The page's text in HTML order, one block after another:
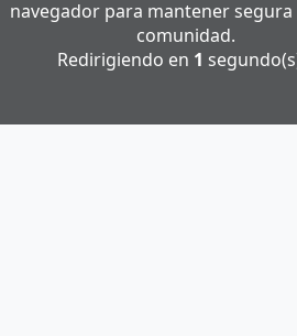
navegador para mantener
comunidad.
Redirigiendo en 1